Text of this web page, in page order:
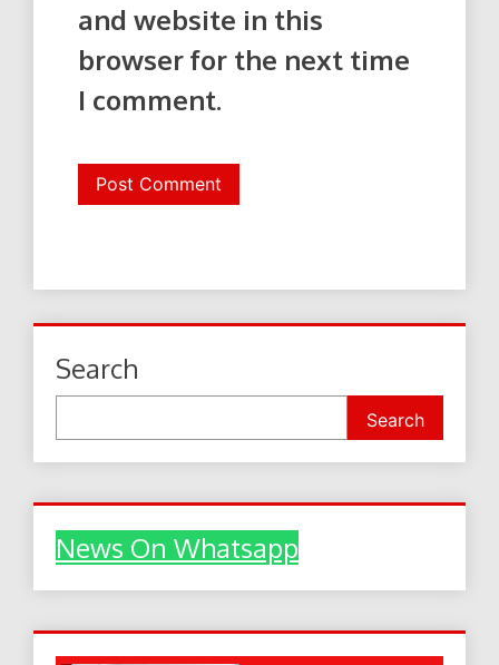
and website in this
browser for the next time
I comment.
Search
Search
News On Whatsapp